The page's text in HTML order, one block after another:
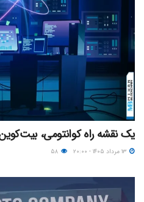
یک نقشه راه کوانتومی، بیت‌کوین